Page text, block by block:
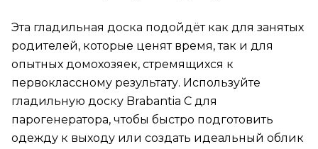
Эта гладильная доска подойдёт как для занятых
родителей, которые ценят время, так и для
опытных домохозяек, стремящихся к
первоклассному результату. Используйте
гладильную доску Brabantia C для
парогенератора, чтобы быстро подготовить
одежду к выходу или создать идеальный облик